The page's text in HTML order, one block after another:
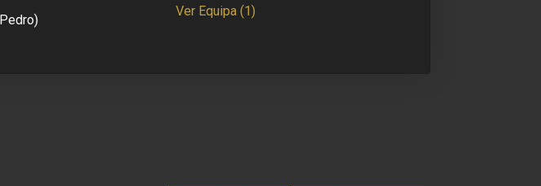
Ver Equipa (1)